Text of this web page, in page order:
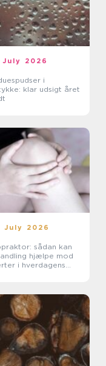
July 2026
i
klar udsigt året
July 2026
sådan kan
hjælpe mod
i hverdagens